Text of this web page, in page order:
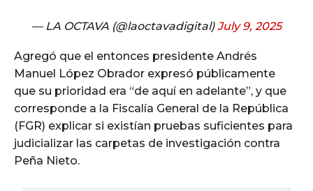
— LA OCTAVA (@laoctavadigital)July 9, 2025
Agregó que el entonces presidente Andrés
Manuel López Obrador expresó públicamente
que su prioridad era “de aquí en adelante”, y que
corresponde a la Fiscalía General de la República
(FGR) explicar si existían pruebas suficientes para
judicializar las carpetas de investigación contra
Peña Nieto.